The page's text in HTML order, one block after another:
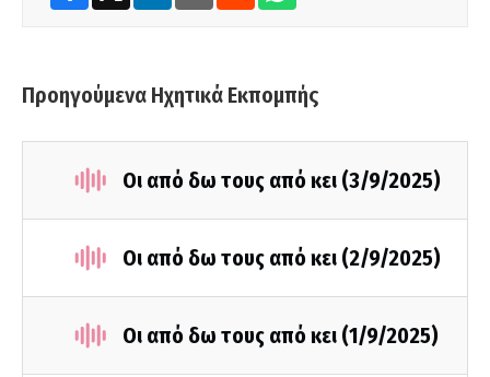
Προηγούμενα Ηχητικά Εκπομπής
Οι από δω τους από κει (3/9/2025)
Οι από δω τους από κει (2/9/2025)
Οι από δω τους από κει (1/9/2025)